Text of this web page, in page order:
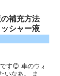
補充方法
シャー液
す😊 車のウォ
いなあ。 ま